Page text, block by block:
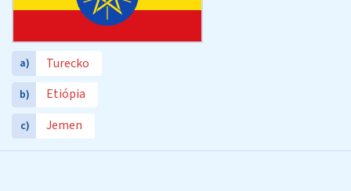
a) Turecko
b) Etiópia
c) Jemen